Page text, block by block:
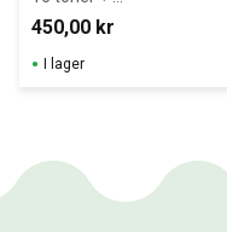
träklubbor
450,00 kr
I lager